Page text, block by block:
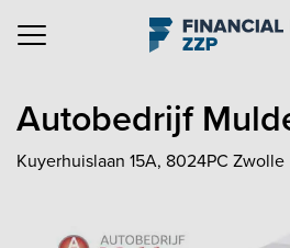
Navigation
Autobedrijf
Kuyerhuislaan 15A, 8024PC Zwolle